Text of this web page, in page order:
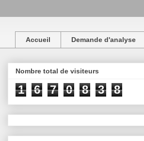
Accueil Demande d'analyse
Nombre total de visiteurs
1 6 7 0 8 3 8